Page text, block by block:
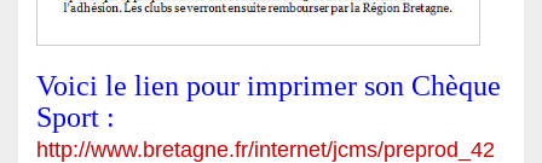
Voici le lien pour imprimer son Chèque
Sport :
http://www.bretagne.fr/internet/jcms/preprod_42